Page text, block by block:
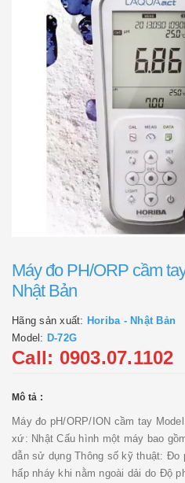
Máy đo PH/ORP cầm
Nhật Bản
Hãng sản xuất: Horiba - Nhật Bản
Model: D-72G
Call: 0903.07.1102
Mô tả :
Máy đo pH/ORP/ION cầm tay
xứ: Nhật Cấu hình một máy bao
dẫn sử dụng Thông số kỹ thuật: Đo
hấp nháy khi nằm ngoài dải do Độ